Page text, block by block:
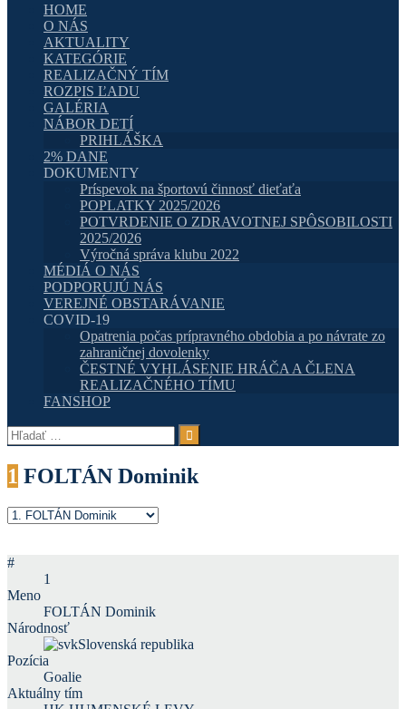
HOME
O NÁS
AKTUALITY
KATEGÓRIE
REALIZAČNÝ TÍM
ROZPIS ĽADU
GALÉRIA
NÁBOR DETÍ
PRIHLÁŠKA
2% DANE
DOKUMENTY
Príspevok na športovú činnosť dieťaťa
POPLATKY 2025/2026
POTVRDENIE O ZDRAVOTNEJ SPÔSOBILOSTI
2025/2026
Výročná správa klubu 2022
MÉDIÁ O NÁS
PODPORUJÚ NÁS
VEREJNÉ OBSTARÁVANIE
COVID-19
Opatrenia počas prípravného obdobia a po návrate zo
zahraničnej dovolenky
ČESTNÉ VYHLÁSENIE HRÁČA A ČLENA
REALIZAČNÉHO TÍMU
FANSHOP
Hľadať:
1 FOLTÁN Dominik
#
1
Meno
FOLTÁN Dominik
Národnosť
Slovenská republika
Pozícia
Goalie
Aktuálny tím